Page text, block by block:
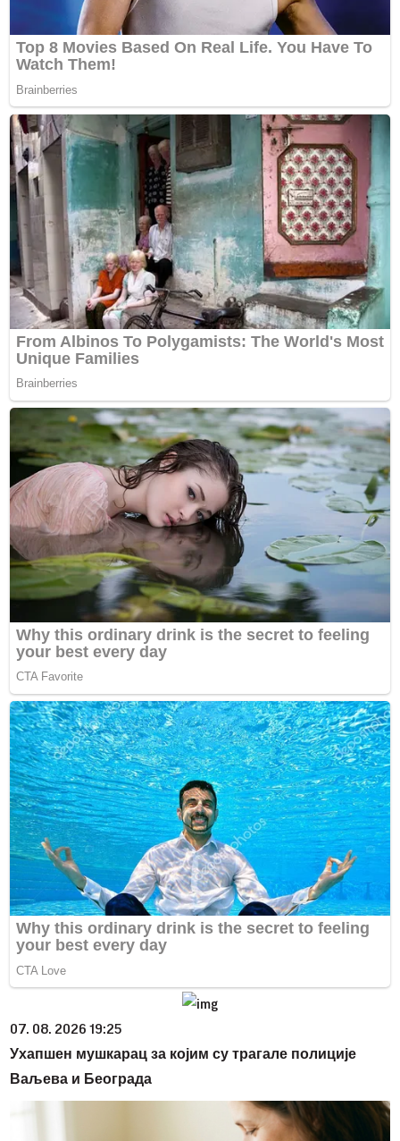
07. 08. 2026 19:25
Ухапшен мушкарац за којим су трагале полиције
Ваљева и Београда